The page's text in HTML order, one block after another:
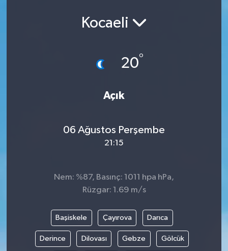
Kocaeli
20°
Açık
06 Ağustos Perşembe
21:15
Nem: %87, Basınç: 1011 hpa hPa,
Rüzgar: 1.69 m/s
Başiskele Çayırova Darıca
Derince Dilovası Gebze Gölcük